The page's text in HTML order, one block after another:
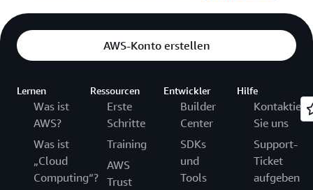
AWS-Konto erstellen
Lernen
Was ist
AWS?
Was ist
„Cloud
Computing“?
Ressourcen
Erste
Schritte
Training
AWS
Trust
Entwickler
Builder
Center
SDKs
und
Tools
Hilfe
Sie uns
Support-
Ticket
aufgeben